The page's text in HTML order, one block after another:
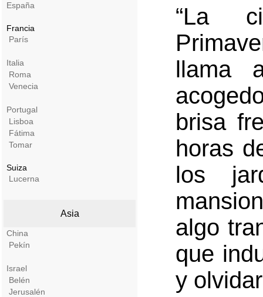
España
Francia
París
Italia
Roma
Venecia
Portugal
Lisboa
Fátima
Tomar
Suiza
Lucerna
Asia
China
Pekín
Israel
Belén
Jerusalén
“La
llama
brisa
horas
los
algo
que
y